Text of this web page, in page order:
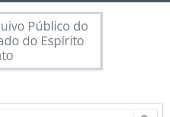
Público do
do Espírito